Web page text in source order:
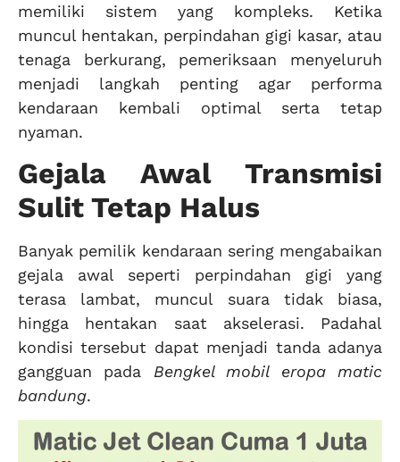
memiliki sistem yang kompleks. Ketika
muncul hentakan, perpindahan gigi kasar, atau
tenaga berkurang, pemeriksaan menyeluruh
menjadi langkah penting agar performa
kendaraan kembali optimal serta tetap
nyaman.
Gejala Awal Transmisi
Sulit Tetap Halus
Banyak pemilik kendaraan sering mengabaikan
gejala awal seperti perpindahan gigi yang
terasa lambat, muncul suara tidak biasa,
hingga hentakan saat akselerasi. Padahal
kondisi tersebut dapat menjadi tanda adanya
gangguan pada Bengkel mobil eropa matic
bandung.